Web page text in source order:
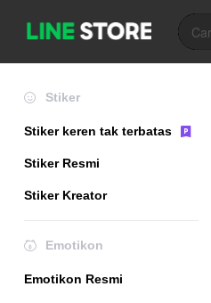
Stiker
Stiker keren tak terbatas
Stiker Resmi
Stiker Kreator
Emotikon
Emotikon Resmi